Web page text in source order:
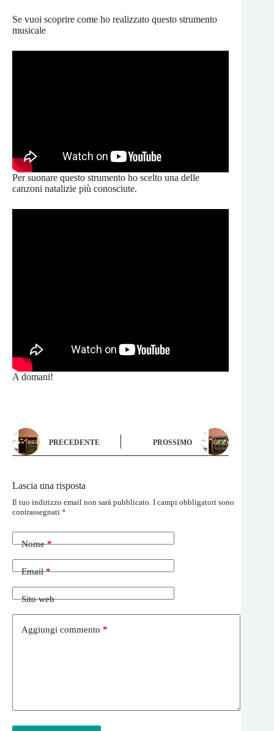
Se vuoi scoprire come ho realizzato questo strumento
musicale
Per suonare questo strumento ho scelto una delle
canzoni natalizie più conosciute.
A domani!
PRECEDENTE PROSSIMO
Lascia una risposta
Il tuo indirizzo email non sarà pubblicato. I campi obbligatori sono
contrassegnati *
Nome*
Email*
Sito web
Aggiungi commento *